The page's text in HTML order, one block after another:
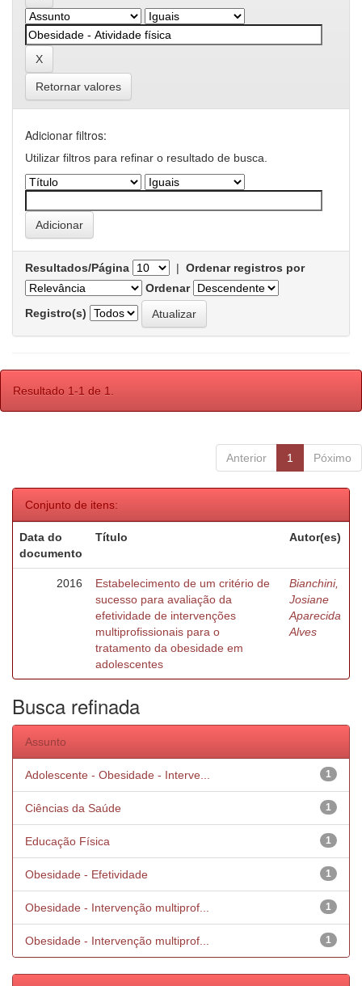
Retornar valores
Adicionar filtros:
Utilizar filtros para refinar o resultado de busca.
Resultados/Página | Ordenar registros por
Ordenar
Registro(s)
Resultado 1-1 de 1.
Anterior 1 Póximo
Conjunto de itens:
Data do
documento
Título Autor(es)
2016
Estabelecimento de um critério de
sucesso para avaliação da
efetividade de intervenções
multiprofissionais para o
tratamento da obesidade em
adolescentes
Bianchini,
Josiane
Aparecida
Alves
Busca refinada
Assunto
1
Adolescente - Obesidade - Interve...
1
Ciências da Saúde
1
Educação Física
1
Obesidade - Efetividade
1
Obesidade - Intervenção multiprof...
1
Obesidade - Intervenção multiprof...